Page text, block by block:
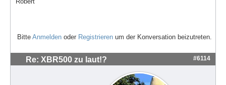
Bitte Anmelden oder Registrieren um der Konversation beizutreten.
Re: XBR500 zu laut!? #6114